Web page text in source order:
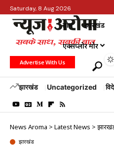
Saturday, 8 Aug 2026
होम झारखंड
एक्सप्लोर मोर
Advertise With Us
झारखंड Uncategorized
News Aroma > Latest News >
झारखंड